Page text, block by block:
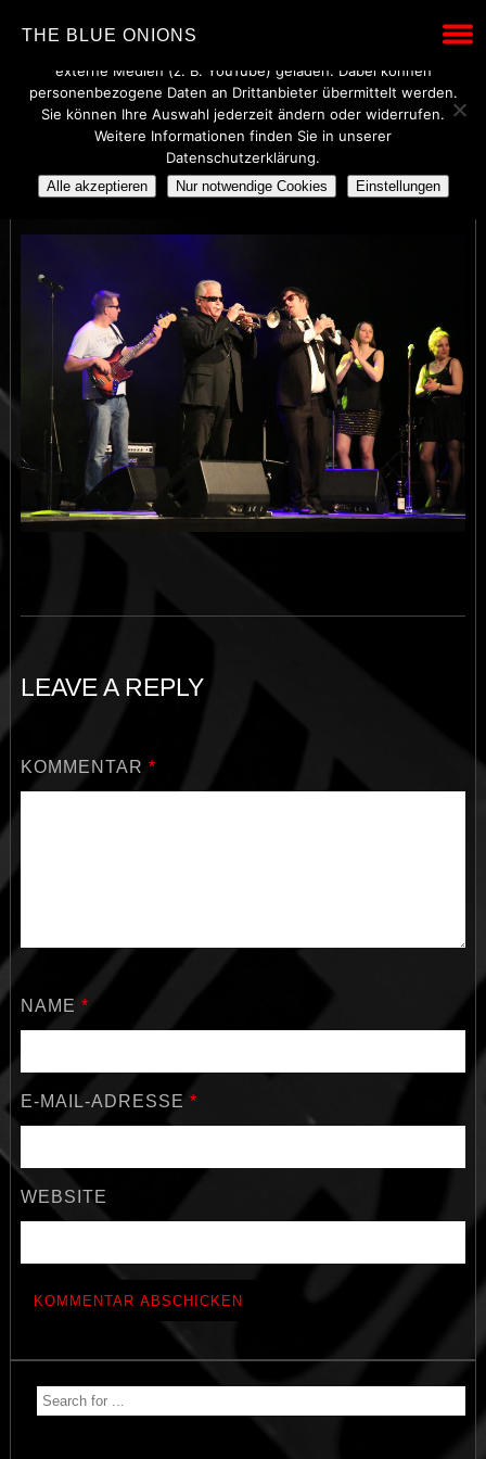
THE BLUE ONIONS
5W1A0969
LEAVE A REPLY
KOMMENTAR *
NAME *
E-MAIL-ADRESSE *
WEBSITE
Wir verwenden technisch notwendige Cookies, um den Betrieb
dieser Website sicherzustellen. Mit Ihrer Einwilligung werden
externe Medien (z. B. YouTube) geladen. Dabei können
personenbezogene Daten an Drittanbieter übermittelt werden.
Sie können Ihre Auswahl jederzeit ändern oder widerrufen.
Weitere Informationen finden Sie in unserer
Datenschutzerklärung.
Alle akzeptieren Nur notwendige Cookies Einstellungen